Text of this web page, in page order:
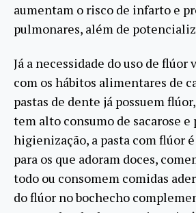
aumentam o risco de infarto e
pulmonares, além de
Já a necessidade do uso de flúor
com os hábitos alimentares de
pastas de dente já possuem
tem alto consumo de sacarose e
higienização, a pasta com flúor
para os que adoram doces,
todo ou consomem comidas
do flúor no bochecho